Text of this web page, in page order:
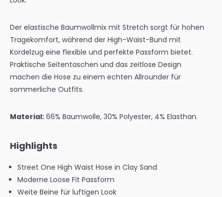
Der elastische Baumwollmix mit Stretch sorgt für hohen
Tragekomfort, während der High-Waist-Bund mit
Kordelzug eine flexible und perfekte Passform bietet.
Praktische Seitentaschen und das zeitlose Design
machen die Hose zu einem echten Allrounder für
sommerliche Outfits.
Material: 66% Baumwolle, 30% Polyester, 4% Elasthan.
Highlights
Street One High Waist Hose in Clay Sand
Moderne Loose Fit Passform
Weite Beine für luftigen Look